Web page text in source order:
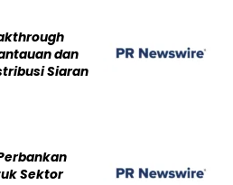
dan
Siaran
Sektor